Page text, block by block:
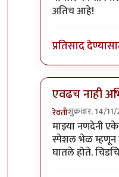
अतिच आहे!
प्रतिसाद
एवढच नाही
रेवतीशुक्रवार, 14/
In reply toउ.
माझ्या नणदेनी
स्पेशल भेळ म्हणून
घातले होते.